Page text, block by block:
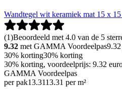
Wandtegel wit keramiek mat 15 x 15
(1)Beoordeeld met 4.0 van de 5
9.32 met GAMMA Voordeelpas9.32
30% korting30% korting
30% korting, voordeelprijs: 9.32
GAMMA Voordeelpas
per pak13.3113.31 per m²